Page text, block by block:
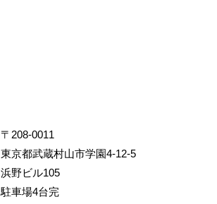
〒208-0011
東京都武蔵村山市学園4-12-5
浜野ビル105
駐車場4台完